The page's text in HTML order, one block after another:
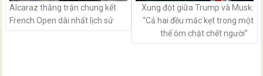
Alcaraz thắng trận chung kết
French Open dài nhất lịch sử
Xung đột giữa Trump và Musk:
“Cả hai đều mắc kẹt trong một
thế ôm chặt chết người”